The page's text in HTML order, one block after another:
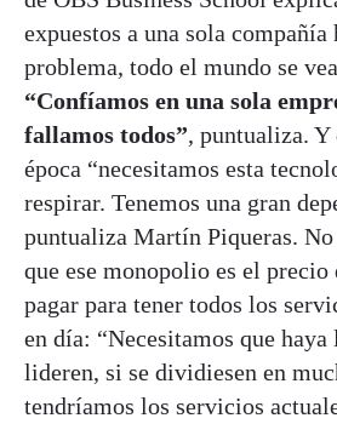
expuestos a una sola compañía
problema, todo el mundo se
“Confíamos en una sola
fallamos todos”, puntualiza. Y
época “necesitamos esta
respirar. Tenemos una gran
puntualiza Martín Piqueras.
que ese monopolio es el precio
pagar para tener todos los
en día: “Necesitamos que haya
lideren, si se dividiesen en
tendríamos los servicios